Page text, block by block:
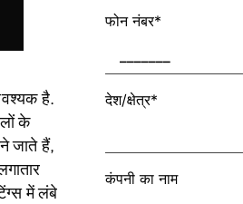
है.
के
जाते हैं,
में लंबे
फोन नंबर*
देश/क्षेत्र*
कंपनी का नाम